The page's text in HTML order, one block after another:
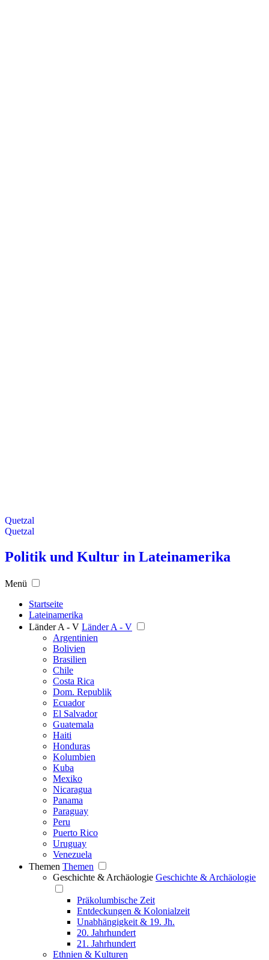
Quetzal
Quetzal
Politik und Kultur in Lateinamerika
Menü
Startseite
Lateinamerika
Länder A - V Länder A - V
Argentinien
Bolivien
Brasilien
Chile
Costa Rica
Dom. Republik
Ecuador
El Salvador
Guatemala
Haiti
Honduras
Kolumbien
Kuba
Mexiko
Nicaragua
Panama
Paraguay
Peru
Puerto Rico
Uruguay
Venezuela
Themen Themen
Geschichte & Archäologie Geschichte & Archäologie
Präkolumbische Zeit
Entdeckungen & Kolonialzeit
Unabhängigkeit & 19. Jh.
20. Jahrhundert
21. Jahrhundert
Ethnien & Kulturen